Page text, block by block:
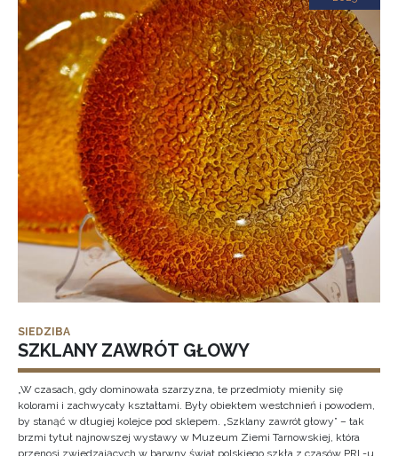
SIEDZIBA
SZKLANY ZAWRÓT GŁOWY
„W czasach, gdy dominowała szarzyzna, te przedmioty mieniły się
kolorami i zachwycały kształtami. Były obiektem westchnień i powodem,
by stanąć w długiej kolejce pod sklepem. „Szklany zawrót głowy” – tak
brzmi tytuł najnowszej wystawy w Muzeum Ziemi Tarnowskiej, która
przenosi zwiedzających w barwny świat polskiego szkła z czasów PRL-u.